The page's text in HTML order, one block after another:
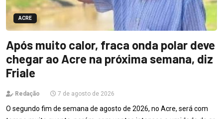
ACRE
Após muito calor, fraca onda polar deve
chegar ao Acre na próxima semana, diz
Friale
Redação 7 de agosto de 2026
O segundo fim de semana de agosto de 2026, no Acre, será com